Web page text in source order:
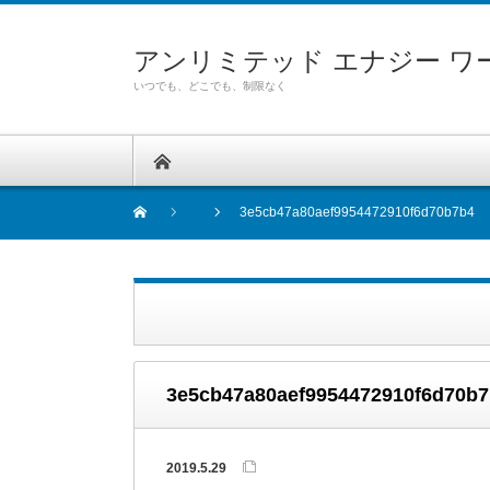
アンリミテッド エナジー ワ
いつでも、どこでも、制限なく
3e5cb47a80aef9954472910f6d70b7b4
2019.5.29